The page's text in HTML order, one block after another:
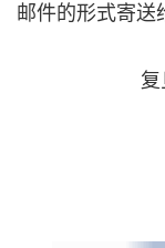
邮件的形式寄送